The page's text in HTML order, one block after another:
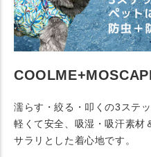
濡らす・絞る・叩くの3ステ
軽くて安全、吸湿・吸汗素材
サラリとした着心地です。